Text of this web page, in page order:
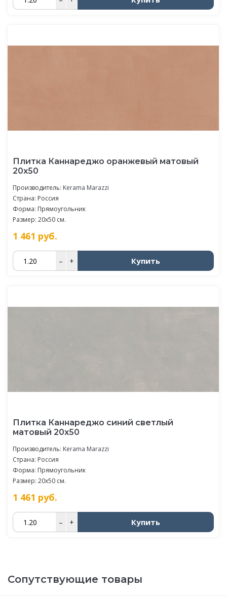
Плитка Каннареджо оранжевый матовый
20x50
Производитель: Kerama Marazzi
Страна: Россия
Форма: Прямоугольник
Размер: 20x50 см.
1 461 руб.
– + Купить
Плитка Каннареджо синий светлый
матовый 20x50
Производитель: Kerama Marazzi
Страна: Россия
Форма: Прямоугольник
Размер: 20x50 см.
1 461 руб.
– + Купить
Сопутствующие товары